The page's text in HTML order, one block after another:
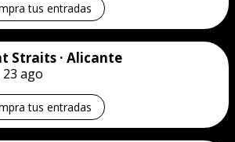
tus entradas
Straits · Alicante
ago
tus entradas